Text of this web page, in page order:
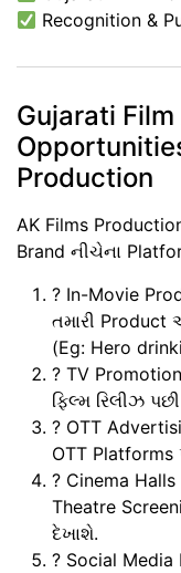
Recognition &
Gujarati
Production
AK Films
Brand નીચેના
? In-Movie
તમારી Product
(Eg: Hero
? TV
ફિલ્મ રિલીઝ
? OTT
OTT Platforms
?️ Cinema Halls
Theatre
દેખાશે.
? Social Media